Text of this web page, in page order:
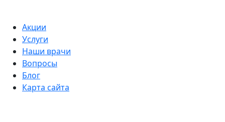
Акции
Услуги
Наши врачи
Вопросы
Блог
Карта сайта